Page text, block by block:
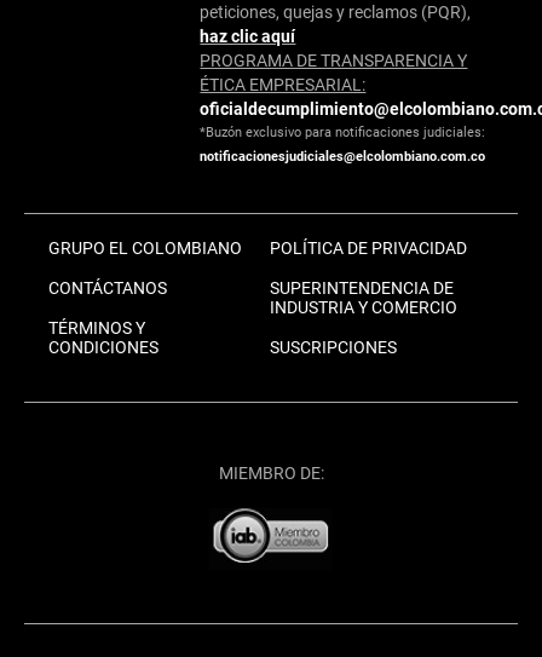
peticiones, quejas y reclamos (PQR),
haz clic aquí
PROGRAMA DE TRANSPARENCIA Y
ÉTICA EMPRESARIAL:
*Buzón exclusivo para notificaciones judiciales:
notificacionesjudiciales@elcolombiano.com.co
GRUPO EL COLOMBIANO
CONTÁCTANOS
TÉRMINOS Y
CONDICIONES
POLÍTICA DE PRIVACIDAD
SUPERINTENDENCIA DE
INDUSTRIA Y COMERCIO
SUSCRIPCIONES
MIEMBRO DE: